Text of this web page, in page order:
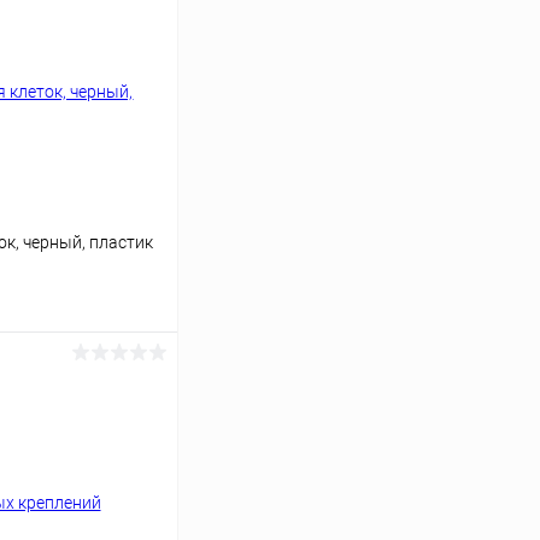
черный, пластик
Под заказ